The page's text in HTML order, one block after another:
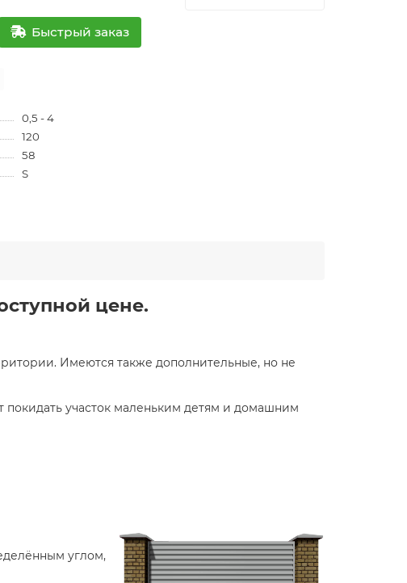
Быстрый заказ
0,5 - 4
120
58
S
цене.
Имеются также дополнительные, но не
покидать участок маленьким детям и домашним
углом,